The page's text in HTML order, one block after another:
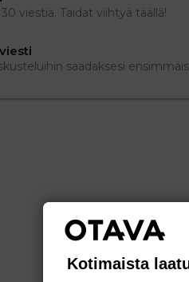
viestiä. Taidat viihtyä täällä!
saadaksesi
Kotimaista